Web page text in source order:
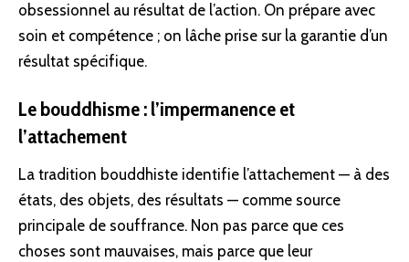
obsessionnel au résultat de l’action. On prépare avec
soin et compétence ; on lâche prise sur la garantie d’un
résultat spécifique.
Le bouddhisme : l’impermanence et
l’attachement
La tradition bouddhiste identifie l’attachement — à des
états, des objets, des résultats — comme source
principale de souffrance. Non pas parce que ces
choses sont mauvaises, mais parce que leur